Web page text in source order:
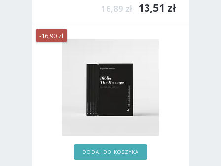
16,89 zł 13,51 zł
-16,90 zł
DODAJ DO KOSZYKA